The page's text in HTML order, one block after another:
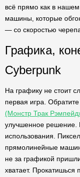
всё прямо как в
машины, которые
— со скоростью
Графика,
Cyberpunk
На графику не стоит
первая игра.
(Монстр Трак
улучшенное решение.
использования.
прямолинейные
не за графикой
хватает.